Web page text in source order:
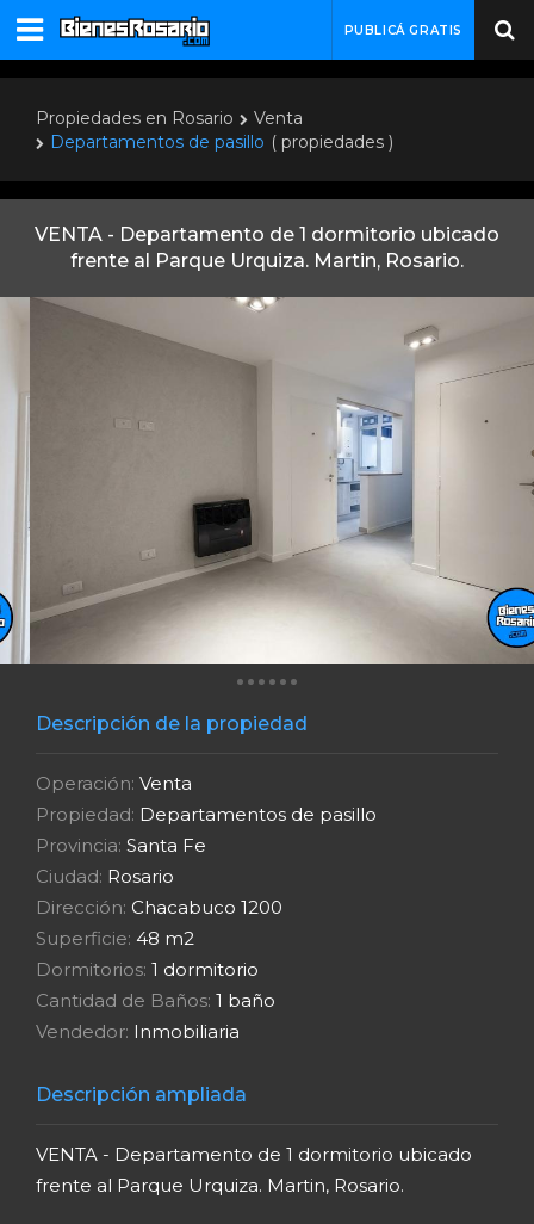
PUBLICÁ GRATIS
Propiedades en Rosario
Venta
Departamentos de pasillo ( propiedades )
VENTA - Departamento de 1 dormitorio ubicado
frente al Parque Urquiza. Martin, Rosario.
Descripción de la propiedad
Operación: Venta
Propiedad: Departamentos de pasillo
Provincia: Santa Fe
Ciudad: Rosario
Dirección: Chacabuco 1200
Superficie: 48 m2
Dormitorios: 1 dormitorio
Cantidad de Baños: 1 baño
Vendedor: Inmobiliaria
Descripción ampliada
VENTA - Departamento de 1 dormitorio ubicado
frente al Parque Urquiza. Martin, Rosario.